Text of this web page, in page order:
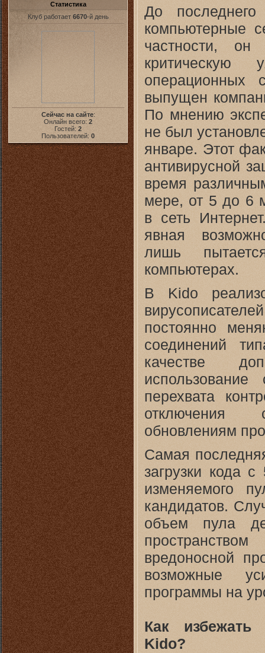
Статистика
Клуб работает 6670-й день
Сейчас на сайте:
Онлайн всего: 2
Гостей: 2
Пользователей: 0
До
компьютерные
частности,
критическую
операционных
выпущен
По мнению
не был
январе. Этот
антивирусной
время
мере, от 5 до 6
в сеть
явная
лишь
компьютерах.
В Kido
постоянно
соединений
качестве
перехвата
отключения
обновлениям
Самая
загрузки кода
изменяемого
кандидатов.
объем пула
вредоносной
возможные
программы на
Как избежать
Kido?